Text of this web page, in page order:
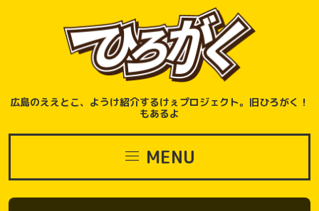
広島のええとこ、ようけ紹介するけぇプロジェクト。旧ひろがく！
もあるよ
MENU